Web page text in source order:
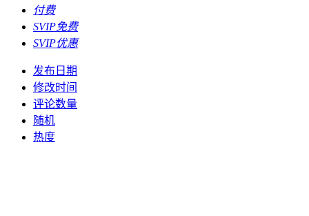
付费
SVIP免费
SVIP优惠
发布日期
修改时间
评论数量
随机
热度